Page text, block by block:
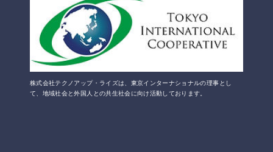
株式会社テクノアップ・ライズは、東京インターナショナルの理事とし
て、地域社会と外国人との共生社会に向け活動しております。